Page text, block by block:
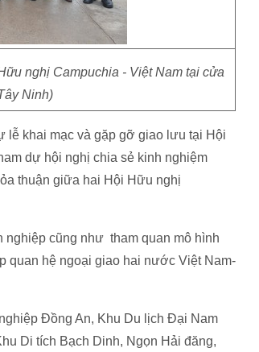
nghị Campuchia - Việt Nam tại cửa
Ninh)
lễ khai mạc và gặp gỡ giao lưu tại Hội
dự hội nghị chia sẻ kinh nghiệm
thuận giữa hai Hội Hữu nghị
nghiệp cũng như tham quan mô hình
quan hệ ngoại giao hai nước Việt Nam-
Đồng An, Khu Du lịch Đại Nam
Di tích Bạch Dinh, Ngọn Hải đăng,